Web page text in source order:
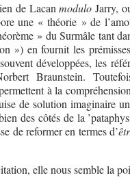
de Lacanmodulo Jarry,
une « théorie » de
» du Surmâle tant
») en fournit les
développées, les
Braunstein.
à la
de solution imaginaire
des côtés de la
de reformer en termes d’
elle nous semble la